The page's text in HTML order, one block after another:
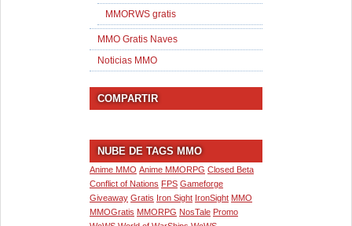
MMORWS gratis
MMO Gratis Naves
Noticias MMO
COMPARTIR
NUBE DE TAGS MMO
Anime MMO Anime MMORPG Closed Beta
Conflict of Nations FPS Gameforge
Giveaway Gratis Iron Sight IronSight MMO
MMOGratis MMORPG NosTale Promo